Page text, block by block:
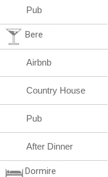
Pub
Bere
Airbnb
Country House
Pub
After Dinner
Dormire